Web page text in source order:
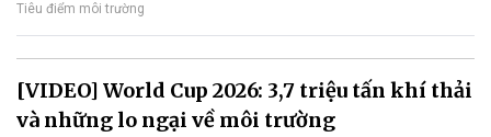
Tiêu điểm môi trường
[VIDEO] World Cup 2026: 3,7 triệu tấn khí thải
và những lo ngại về môi trường